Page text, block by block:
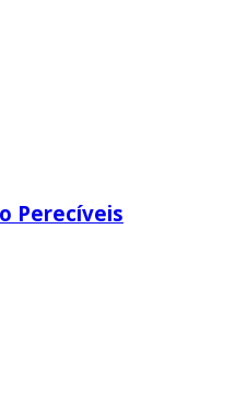
só amplia a
empresa, mas
comerciais,
sustentável
Perecíveis